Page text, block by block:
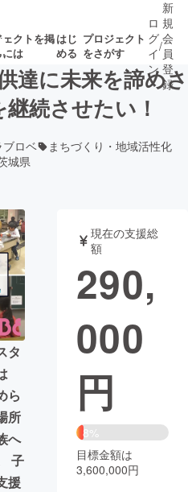
クトを掲
は
はじ
める
プロジェクト
をさがす
ロ
ロジェクト
もうすぐ公開
されます
ェット
書籍・雑誌
チャレンジ
性化
CAMPFIRE Creation
machi-ya コミュニティ
ロ
グ
イ
ン
/
新
規
会
員
登
録
達に未来を諦めさ
続させたい！
ブロベ
まちづくり・地域活性化
城県
タ
ら
所
へ
子
援
現在の支援総
額
290,
000
円
8%
目標金額は
3,600,000円